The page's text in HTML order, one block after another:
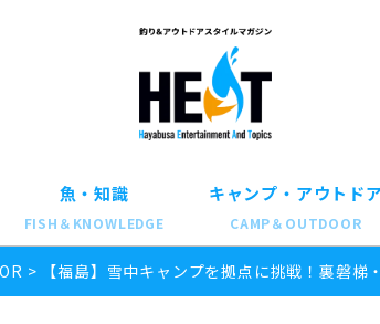
魚・知識
FISH＆KNOWLEDGE
キャンプ・アウトドア
CAMP＆OUTDOOR
> 【福島】雪中キャンプを拠点に挑戦！裏磐